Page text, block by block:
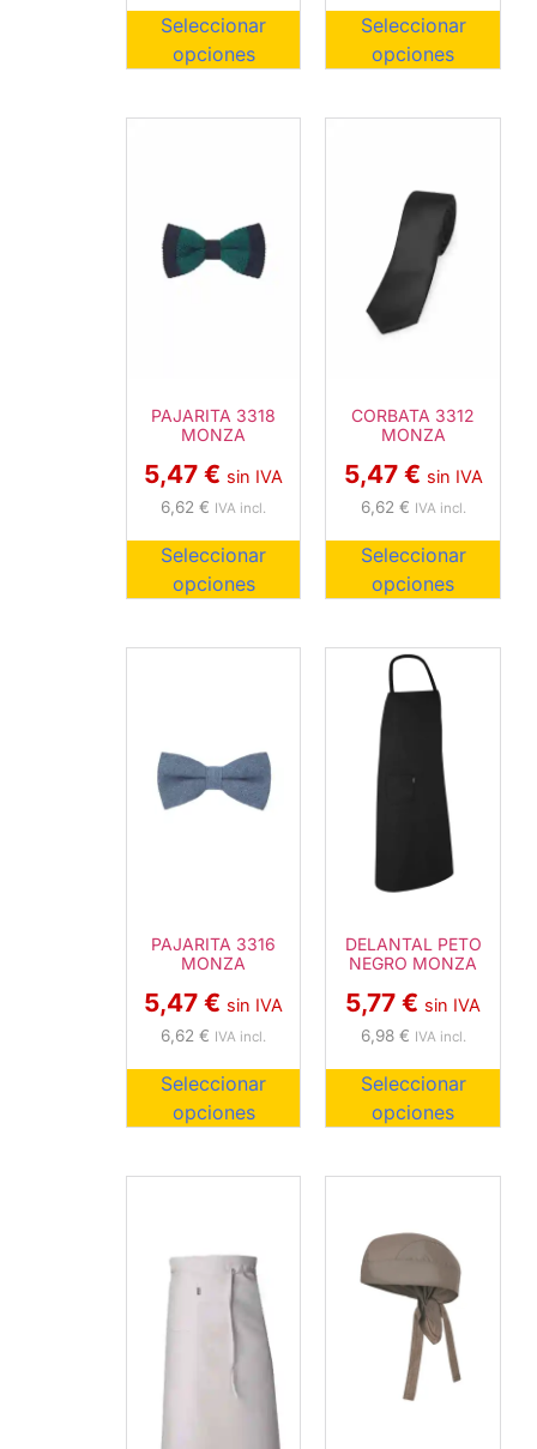
Seleccionar
opciones
Seleccionar
opciones
PAJARITA 3318
MONZA
5,47€ sin IVA
6,62€ IVA incl.
Seleccionar
opciones
CORBATA 3312
MONZA
5,47 € sin IVA
6,62 € IVA incl.
Seleccionar
opciones
PAJARITA 3316
MONZA
5,47€ sin IVA
6,62€ IVA incl.
Seleccionar
opciones
DELANTAL PETO
NEGRO MONZA
5,77€ sin IVA
6,98 € IVA incl.
Seleccionar
opciones